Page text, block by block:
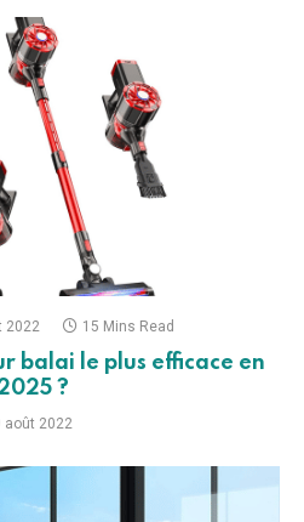
2022 15 Mins Read
balai le plus efficace en
?
août 2022